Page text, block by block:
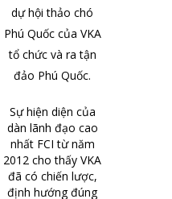
dự hội thảo chó
Phú Quốc của VKA
tổ chức và ra tận
đảo Phú Quốc.
Sự hiện diện của
dàn lãnh đạo cao
nhất FCI từ năm
2012 cho thấy VKA
đã có chiến lược,
định hướng đúng